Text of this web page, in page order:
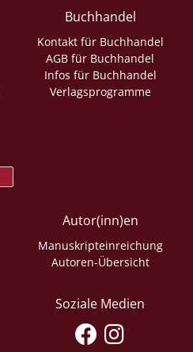
Buchhandel
Kontakt für Buchhandel
AGB für Buchhandel
Infos für Buchhandel
Verlagsprogramme
Autor(inn)en
Manuskripteinreichung
Autoren-Übersicht
Soziale Medien